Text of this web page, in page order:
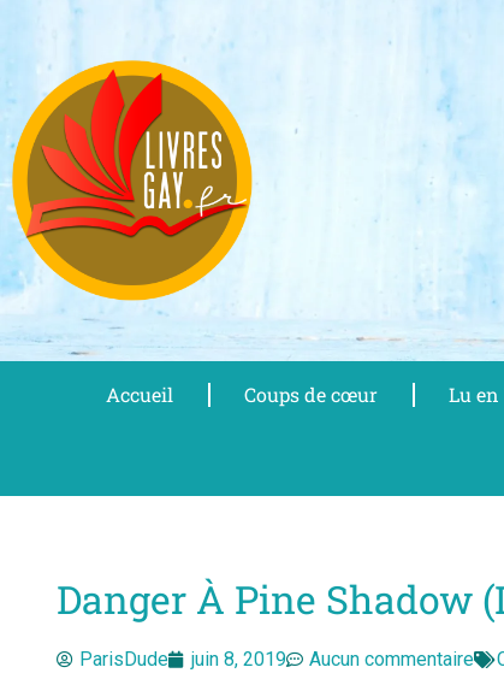
Aller
contenu
Accueil Coups de cœur Lu en
Danger À Pine Shadow
ParisDude juin 8, 2019 Aucun commentaire